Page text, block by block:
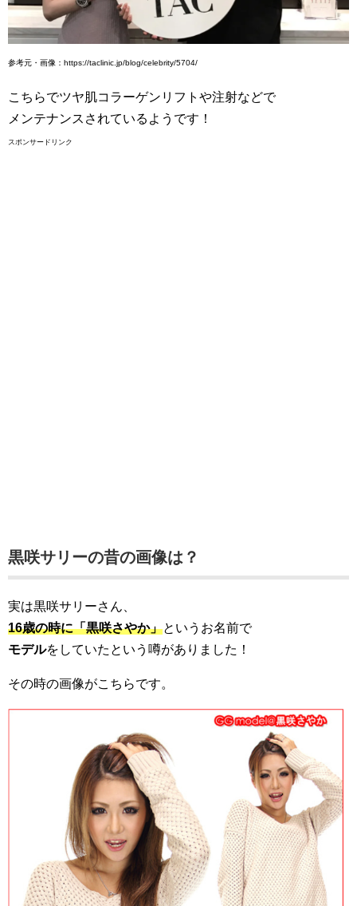
参考元・画像：https://taclinic.jp/blog/celebrity/5704/
こちらでツヤ肌コラーゲンリフトや注射などで
メンテナンスされているようです！
スポンサードリンク
黒咲サリーの昔の画像は？
実は黒咲サリーさん、
16歳の時に「黒咲さやか」というお名前で
モデルをしていたという噂がありました！
その時の画像がこちらです。